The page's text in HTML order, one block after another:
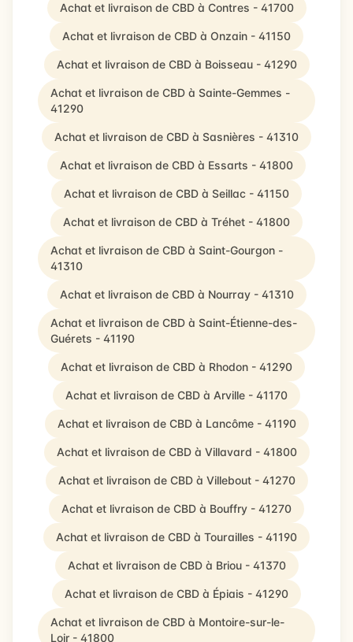
Achat et livraison de CBD à Contres - 41700
Achat et livraison de CBD à Onzain - 41150
Achat et livraison de CBD à Boisseau - 41290
Achat et livraison de CBD à Sainte-Gemmes -
41290
Achat et livraison de CBD à Sasnières - 41310
Achat et livraison de CBD à Essarts - 41800
Achat et livraison de CBD à Seillac - 41150
Achat et livraison de CBD à Tréhet - 41800
Achat et livraison de CBD à Saint-Gourgon -
41310
Achat et livraison de CBD à Nourray - 41310
Achat et livraison de CBD à Saint-Étienne-des-
Guérets - 41190
Achat et livraison de CBD à Rhodon - 41290
Achat et livraison de CBD à Arville - 41170
Achat et livraison de CBD à Lancôme - 41190
Achat et livraison de CBD à Villavard - 41800
Achat et livraison de CBD à Villebout - 41270
Achat et livraison de CBD à Bouffry - 41270
Achat et livraison de CBD à Tourailles - 41190
Achat et livraison de CBD à Briou - 41370
Achat et livraison de CBD à Épiais - 41290
Achat et livraison de CBD à Montoire-sur-le-
Loir - 41800